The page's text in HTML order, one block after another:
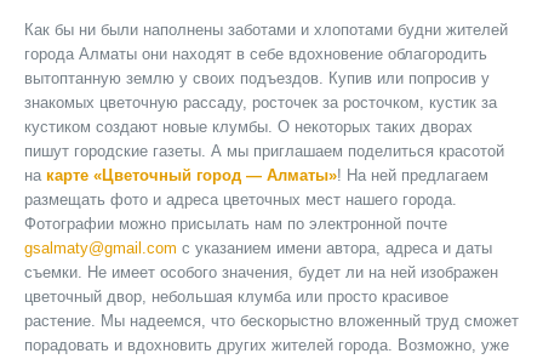
Как бы ни были наполнены заботами и хлопотами будни жителей
города Алматы они находят в себе вдохновение облагородить
вытоптанную землю у своих подъездов. Купив или попросив у
знакомых цветочную рассаду, росточек за росточком, кустик за
кустиком создают новые клумбы. О некоторых таких дворах
пишут городские газеты. А мы приглашаем поделиться красотой
накарте «Цветочный город — Алматы»! На ней предлагаем
размещать фото и адреса цветочных мест нашего города.
Фотографии можно присылать нам по электронной почте
gsalmaty@gmail.com с указанием имени автора, адреса и даты
съемки. Не имеет особого значения, будет ли на ней изображен
цветочный двор, небольшая клумба или просто красивое
растение. Мы надеемся, что бескорыстно вложенный труд сможет
порадовать и вдохновить других жителей города. Возможно, уже